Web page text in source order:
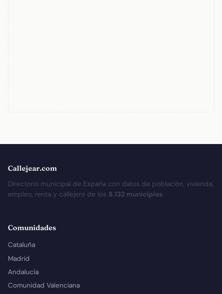
Callejear.com
Directorio municipal de España con datos de población, vivienda,
empleo, renta y callejero de los 8.132 municipios.
Comunidades
Cataluña
Madrid
Andalucía
Comunidad Valenciana